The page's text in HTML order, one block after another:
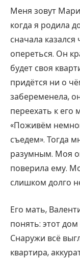
Меня зовут
когда я родила
сначала
опереться. Он
будет своя
придётся ни о
забеременела,
переехать к
«Поживём
съедем». Тогда
разумным. Моя
поверила ему.
слишком долго
Его мать,
понять: этот дом
Снаружи всё
квартира,